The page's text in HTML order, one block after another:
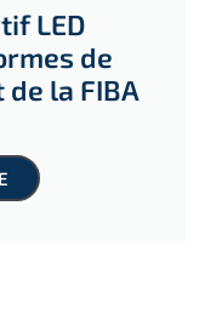
LED
de
de la FIBA